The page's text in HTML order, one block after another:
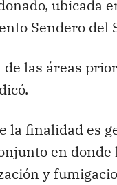
ubicada
Sendero del
de las áreas
la finalidad es
en donde
y